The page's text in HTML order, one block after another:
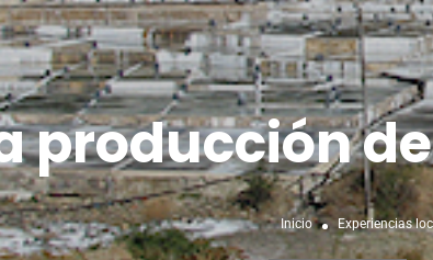
producción
Inicio Experiencias